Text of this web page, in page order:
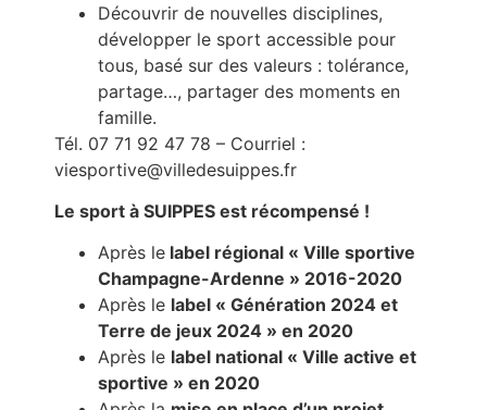
Découvrir de nouvelles disciplines,
développer le sport accessible pour
tous, basé sur des valeurs : tolérance,
partage…, partager des moments en
famille.
Tél. 07 71 92 47 78 – Courriel :
viesportive@villedesuippes.fr
Le sport à SUIPPES est récompensé !
Après le label régional « Ville sportive
Champagne-Ardenne » 2016-2020
Après le label « Génération 2024 et
Terre de jeux 2024 » en 2020
Après le label national « Ville active et
sportive » en 2020